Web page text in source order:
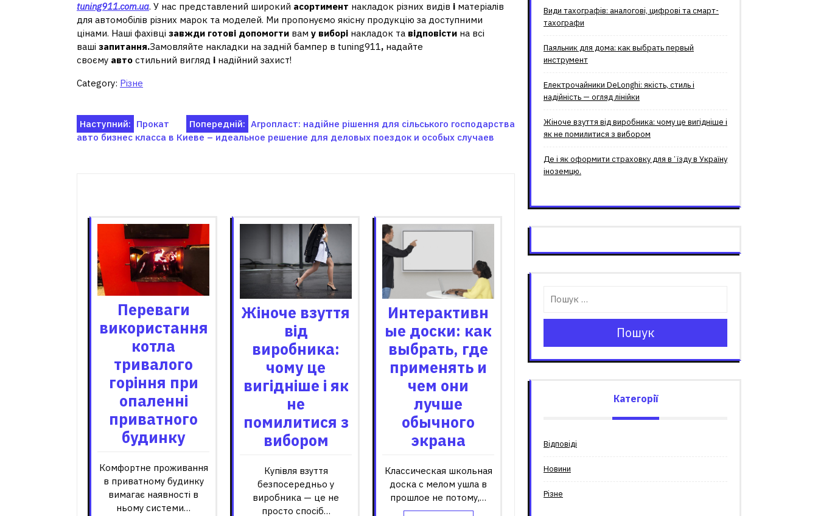
tuning911.com.ua. У нас представлений широкий асортимент накладок різних видів і матеріалів
для автомобілів різних марок та моделей. Ми пропонуємо якісну продукцію за доступними
цінами. Наші фахівці завжди готові допомогти вам у виборі накладок та відповісти на всі
ваші запитання.Замовляйте накладки на задній бампер в tuning911, надайте
своєму авто стильний вигляд і надійний захист!
Category: Різне
Навігація
Попередній: Агропласт: надійне рішення для сільського господарства
Наступний: Прокат
авто бизнес класса в Киеве – идеальное решение для деловых поездок и особых случаев
Переваги
використання
котла
тривалого
горіння при
опаленні
приватного
будинку
Комфортне проживання
в приватному будинку
вимагає наявності в
ньому системи…
Жіноче взуття
від
виробника:
чому це
вигідніше і як
не
помилитися з
вибором
Купівля взуття
безпосередньо у
виробника — це не
просто спосіб…
Интерактивн
ые доски: как
выбрать, где
применять и
чем они
лучше
обычного
экрана
Классическая школьная
доска с мелом ушла в
прошлое не потому,…
Види тахографів: аналогові, цифрові та смарт-
тахографи
Паяльник для дома: как выбрать первый
инструмент
Електрочайники DeLonghi: якість, стиль і
надійність — огляд лінійки
Жіноче взуття від виробника: чому це вигідніше і
як не помилитися з вибором
Де і як оформити страховку для вʼїзду в Україну
іноземцю.
Пошук
Категорії
Відповіді
Новини
Різне